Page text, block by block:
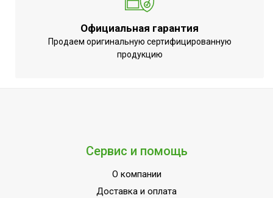
Таймер на отключение
Да
Регулировка положения
жалюзи с пульта
Точность установки
0,5 °С
Официальная гарантия
Продаем оригинальную сертифицированную
продукцию
Сервис и помощь
О компании
Доставка и оплата